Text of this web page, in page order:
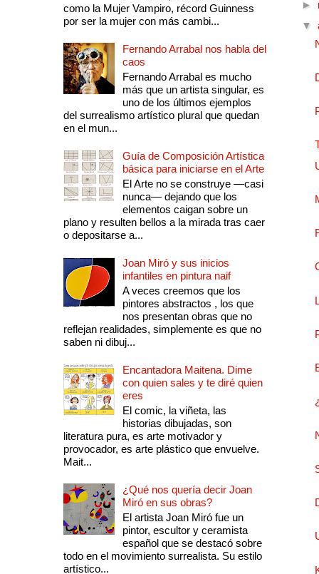
como la Mujer Vampiro, récord Guinness
por ser la mujer con más cambi...
Fernando Arrabal nos habla del
caos
Fernando Arrabal es mucho
más que un artista singular, es
uno de los últimos ejemplos
del surrealismo artístico plural que quedan
en el mun...
Guía de Composición Artística
básica para iniciarse en el Arte
El Arte no se construye —casi
nunca— dejando que los
elementos caigan sobre un
plano y resulten bellos a la mirada tras caer
o depositarse a...
Joan Miró y sus inicios
infantiles en pintura naif
A veces creemos que los
pintores abstractos , los que
nos presentan obras que no
reflejan realidades, simplemente es que no
saben ni dibuj...
Encantadora Maitena. Dime
con quien sales y te diré quien
eres
El comic, la viñeta, las
historias dibujadas, son
literatura pura, es arte motivador y
provocador, es arte plástico que envuelve.
Mait...
¿Qué nos quería decir Joan
Miró en sus obras?
El artista Joan Miró fue un
pintor, escultor y ceramista
español que se destacó sobre
todo en el movimiento surrealista. Su estilo
artístico...
►
▼